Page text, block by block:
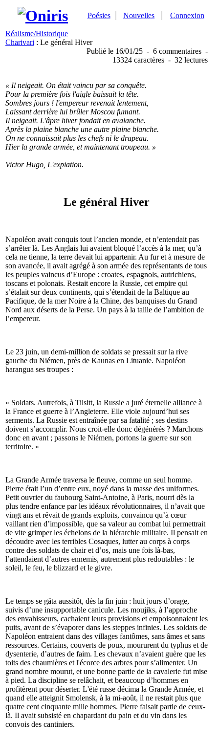
Poésies Nouvelles Connexion
Réalisme/Historique
Charivari : Le général Hiver
Publié le 16/01/25 - 6 commentaires -
13324 caractères - 32 lectures
« Il neigeait. On était vaincu par sa conquête.
Pour la première fois l'aigle baissait la tête.
Sombres jours ! l'empereur revenait lentement,
Laissant derrière lui brûler Moscou fumant.
Il neigeait. L'âpre hiver fondait en avalanche.
Après la plaine blanche une autre plaine blanche.
On ne connaissait plus les chefs ni le drapeau.
Hier la grande armée, et maintenant troupeau. »
Victor Hugo, L'expiation.
Le général Hiver
Napoléon avait conquis tout l’ancien monde, et n’entendait pas
s’arrêter là. Les Anglais lui avaient bloqué l’accès à la mer, qu’à
cela ne tienne, la terre devait lui appartenir. Au fur et à mesure de
son avancée, il avait agrégé à son armée des représentants de tous
les peuples vaincus d’Europe : croates, espagnols, autrichiens,
toscans et polonais. Restait encore la Russie, cet empire qui
s’étalait sur deux continents, qui s’étendait de la Baltique au
Pacifique, de la mer Noire à la Chine, des banquises du Grand
Nord aux déserts de la Perse. Un pays à la taille de l’ambition de
l’empereur.
Le 23 juin, un demi-million de soldats se pressait sur la rive
gauche du Niémen, près de Kaunas en Lituanie. Napoléon
harangua ses troupes :
« Soldats. Autrefois, à Tilsitt, la Russie a juré éternelle alliance à
la France et guerre à l’Angleterre. Elle viole aujourd’hui ses
serments. La Russie est entraînée par sa fatalité ; ses destins
doivent s’accomplir. Nous croit-elle donc dégénérés ? Marchons
donc en avant ; passons le Niémen, portons la guerre sur son
territoire. »
La Grande Armée traversa le fleuve, comme un seul homme.
Pierre était l’un d’entre eux, noyé dans la masse des uniformes.
Petit ouvrier du faubourg Saint-Antoine, à Paris, nourri dès la
plus tendre enfance par les idéaux révolutionnaires, il n’avait que
vingt ans et rêvait de grands exploits, convaincu qu’à cœur
vaillant rien d’impossible, que sa valeur au combat lui permettrait
de vite grimper les échelons de la hiérarchie militaire. Il pensait en
découdre avec les terribles Cosaques, lutter au corps à corps
contre des soldats de chair et d’os, mais une fois là-bas,
l’attendaient d’autres ennemis, autrement plus redoutables : le
soleil, le feu, le blizzard et le givre.
Le temps se gâta aussitôt, dès la fin juin : huit jours d’orage,
suivis d’une insupportable canicule. Les moujiks, à l’approche
des envahisseurs, cachaient leurs provisions et empoisonnaient les
puits, avant de s’évaporer dans les steppes infinies. Les soldats de
Napoléon entraient dans des villages fantômes, sans âmes et sans
ressources. Certains, couverts de poux, moururent du typhus et de
dysenterie, d’autres de faim. Les chevaux n’avaient guère que les
toits des chaumières et l'écorce des arbres pour s’alimenter. Un
grand nombre mourut, et une bonne partie de la cavalerie fut mise
à pied. La discipline se relâchait, et beaucoup d’hommes en
profitèrent pour déserter. L'été russe décima la Grande Armée, et
quand elle atteignit Smolensk, à la mi-août, il ne restait plus que
quatre cent cinquante mille hommes. Pierre faisait partie de ceux-
là. Il avait subsisté en chapardant du pain et du vin dans les
convois des cantiniers.